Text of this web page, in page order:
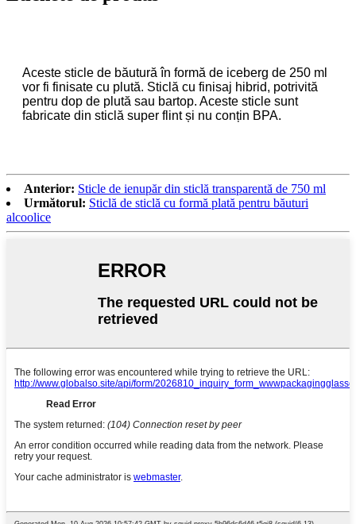
Aceste sticle de băutură în formă de iceberg de 250 ml
vor fi finisate cu plută. Sticlă cu finisaj hibrid, potrivită
pentru dop de plută sau bartop. Aceste sticle sunt
fabricate din sticlă super flint și nu conțin BPA.
Anterior: Sticle de ienupăr din sticlă transparentă de 750 ml
Următorul: Sticlă de sticlă cu formă plată pentru băuturi
alcoolice